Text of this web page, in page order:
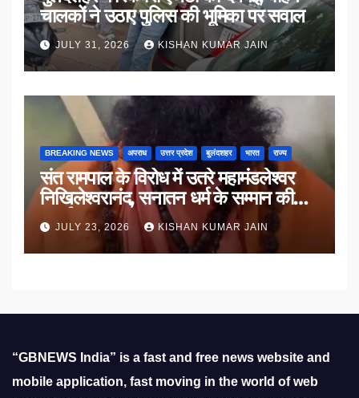
चालकों ने उठाए पुलिस की भूमिका पर सवाल
JULY 31, 2026 KISHAN KUMAR JAIN
BREAKING NEWS अपराध उत्तर प्रदेश बुलंदशहर भारत राज्य
संत रामपाल के विरोध में उतरे महामंडलेश्वर
निखिलेश्वरानंद, सनातन धर्म के सम्मान की
उठाई मांग
JULY 23, 2026 KISHAN KUMAR JAIN
“GBNEWS India” is a fast and free news website and
mobile application, fast moving in the world of web